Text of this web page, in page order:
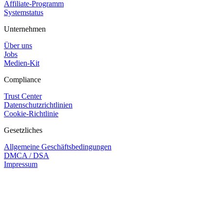
Affiliate-Programm
Systemstatus
Unternehmen
Über uns
Jobs
Medien-Kit
Compliance
Trust Center
Datenschutzrichtlinien
Cookie-Richtlinie
Gesetzliches
Allgemeine Geschäftsbedingungen
DMCA / DSA
Impressum